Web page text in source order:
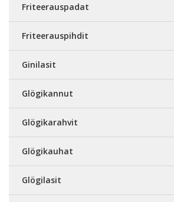
Friteerauspadat
Friteerauspihdit
Ginilasit
Glögikannut
Glögikarahvit
Glögikauhat
Glögilasit